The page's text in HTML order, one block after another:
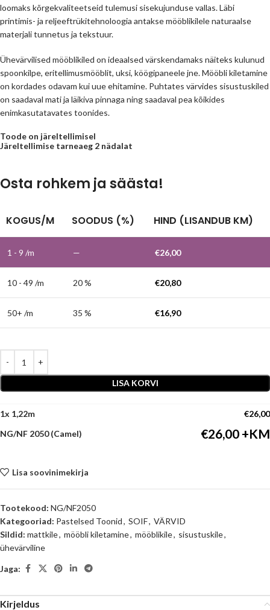
loomaks kõrgekvaliteetseid tulemusi sisekujunduse vallas. Läbi
printimis- ja reljeeftrükitehnoloogia antakse mööblikilele naturaalse
materjali tunnetus ja tekstuur.
Ühevärvilised mööblikiled on ideaalsed värskendamaks näiteks kulunud
spoonkilpe, eritellimusmööblit, uksi, köögipaneele jne. Mööbli kiletamine
on kordades odavam kui uue ehitamine. Puhtates värvides sisustuskiled
on saadaval mati ja läikiva pinnaga ning saadaval pea kõikides
enimkasutatavates toonides.
Toode on järeltellimisel
Järeltellimise tarneaeg 2 nädalat
Osta rohkem ja säästa!
KOGUS/M SOODUS (%) HIND (LISANDUB KM)
1 - 9 /m — €26,00
10 - 49 /m 20 % €20,80
50+ /m 35 % €16,90
LISA KORVI
1x €26,00
NG/NF 2050 (Camel)
€26,00
Lisa soovinimekirja
Tootekood: NG/NF2050
Kategooriad: Pastelsed Toonid, SOIF, VÄRVID
Sildid: mattkile, mööbli kiletamine, mööblikile, sisustuskile,
ühevärviline
Jaga:
Kirjeldus